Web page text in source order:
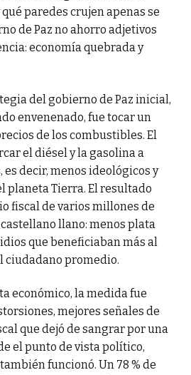
paredes crujen apenas se
de Paz no ahorro adjetivos
economía quebrada y
del gobierno de Paz inicial,
envenenado, fue tocar un
de los combustibles. El
el diésel y la gasolina a
decir, menos ideológicos y
planeta Tierra. El resultado
fiscal de varios millones de
llano: menos plata
que beneficiaban más al
ciudadano promedio.
económico, la medida fue
mejores señales de
que dejó de sangrar por una
el punto de vista político,
funcionó. Un 78 % de